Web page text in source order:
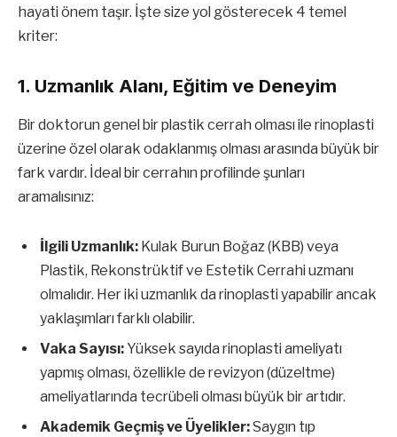
hayati önem taşır. İşte size yol gösterecek 4 temel
kriter:
1. Uzmanlık Alanı, Eğitim ve Deneyim
Bir doktorun genel bir plastik cerrah olması ile rinoplasti
üzerine özel olarak odaklanmış olması arasında büyük bir
fark vardır. İdeal bir cerrahın profilinde şunları
aramalısınız:
İlgili Uzmanlık: Kulak Burun Boğaz (KBB) veya
Plastik, Rekonstrüktif ve Estetik Cerrahi uzmanı
olmalıdır. Her iki uzmanlık da rinoplasti yapabilir ancak
yaklaşımları farklı olabilir.
Vaka Sayısı:Yüksek sayıda rinoplasti ameliyatı
yapmış olması, özellikle de revizyon (düzeltme)
ameliyatlarında tecrübeli olması büyük bir artıdır.
Akademik Geçmiş ve Üyelikler:Saygın tıp